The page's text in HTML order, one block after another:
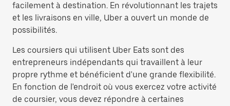
facilement à destination. En révolutionnant les trajets
et les livraisons en ville, Uber a ouvert un monde de
possibilités.
Les coursiers qui utilisent Uber Eats sont des
entrepreneurs indépendants qui travaillent à leur
propre rythme et bénéficient d'une grande flexibilité.
En fonction de l'endroit où vous exercez votre activité
de coursier, vous devez répondre à certaines